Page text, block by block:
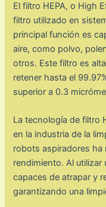
El filtro HEPA, o High
filtro utilizado en
principal función es
aire, como polvo,
otros. Este filtro es
retener hasta el
superior a 0.3
La tecnología de filtro
en la industria de la
robots aspiradores
rendimiento. Al
capaces de atrapar y
garantizando una